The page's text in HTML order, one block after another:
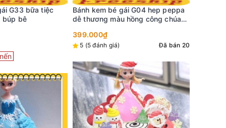
G33 bữa tiệc
búp bê
Bánh kem bé gái G04 hep peppa
dễ thương màu hồng công chúa
399.000₫
5 (5 đánh giá) Đã bán 20